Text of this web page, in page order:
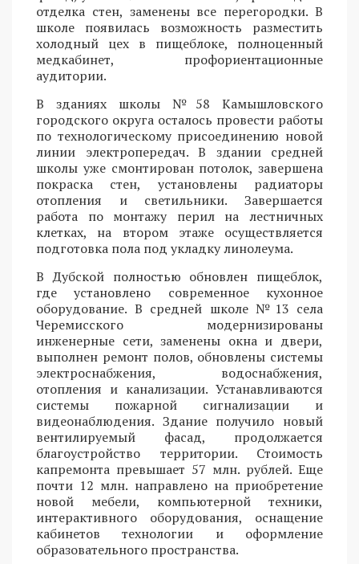
отделка стен, заменены все перегородки. В
школе появилась возможность разместить
холодный цех в пищеблоке, полноценный
медкабинет, профориентационные
аудитории.
В зданиях школы №58 Камышловского
городского округа осталось провести работы
по технологическому присоединению новой
линии электропередач. В здании средней
школы уже смонтирован потолок, завершена
покраска стен, установлены радиаторы
отопления и светильники. Завершается
работа по монтажу перил на лестничных
клетках, на втором этаже осуществляется
подготовка пола под укладку линолеума.
В Дубской полностью обновлен пищеблок,
где установлено современное кухонное
оборудование. В средней школе №13 села
Черемисского модернизированы
инженерные сети, заменены окна и двери,
выполнен ремонт полов, обновлены системы
электроснабжения, водоснабжения,
отопления и канализации. Устанавливаются
системы пожарной сигнализации и
видеонаблюдения. Здание получило новый
вентилируемый фасад, продолжается
благоустройство территории. Стоимость
капремонта превышает 57 млн. рублей. Еще
почти 12 млн. направлено на приобретение
новой мебели, компьютерной техники,
интерактивного оборудования, оснащение
кабинетов технологии и оформление
образовательного пространства.